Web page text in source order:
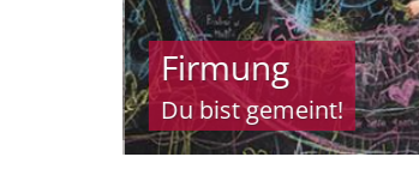
© Bistum Mainz